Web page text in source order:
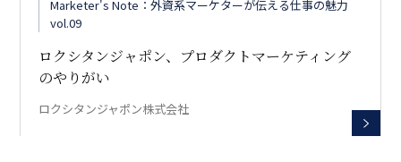
Marketer's Note：外資系マーケターが伝える仕事の魅力
vol.09
ロクシタンジャポン、プロダクトマーケティング
のやりがい
ロクシタンジャポン株式会社